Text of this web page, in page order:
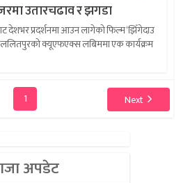
उतारचढाव र झगडा
देशभर प्रदर्शनमा आउन लागेको फिल्म ‘झिँगेदाउ
ललितपुरको क्यूएफएक्स लबिममा एक कार्यक्रम
1 Next
अपडेट